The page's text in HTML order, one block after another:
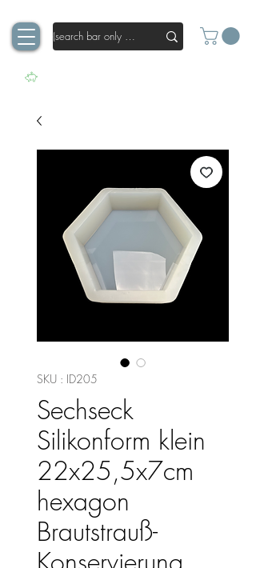
SKU : ID205
Sechseck
Silikonform klein
22x25,5x7cm
hexagon
Brautstrauß-